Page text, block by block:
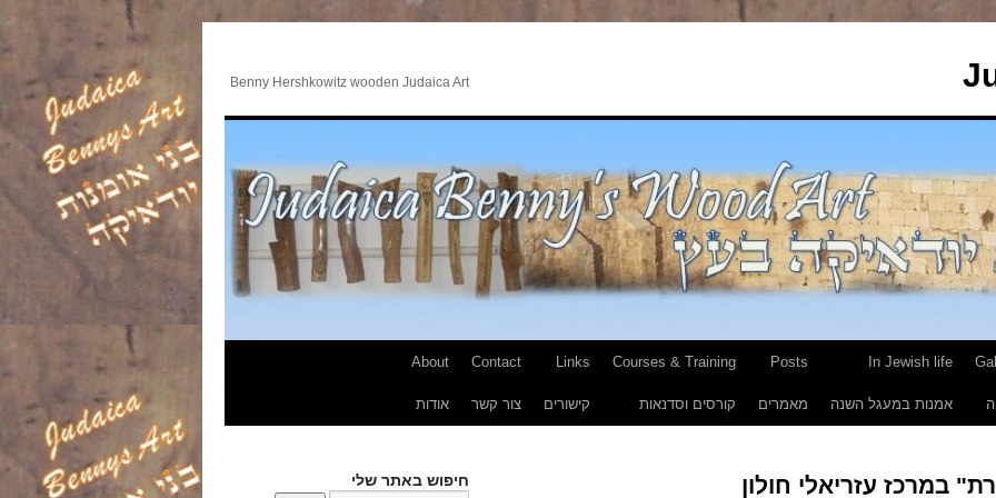
Benny Hershkowitz wooden Judaica Art
In Jewish life
אמנות במעגל השנה
Posts
מאמרים
Courses & Training
קורסים וסדנאות
Links
קישורים
Contact
צור קשר
About
אודות
במרכז עזריאלי חולון חיפוש באתר שלי